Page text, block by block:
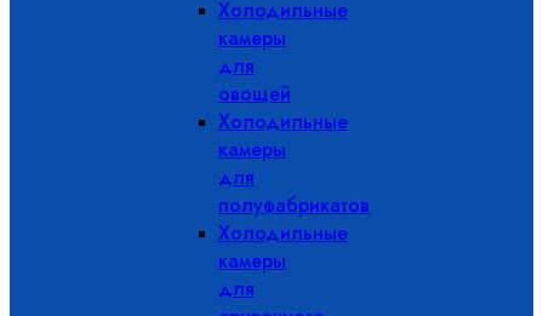
Холодильные
камеры
для
овощей
Холодильные
камеры
для
полуфабрикатов
Холодильные
камеры
для